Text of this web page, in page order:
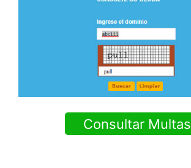
Consultar Multas